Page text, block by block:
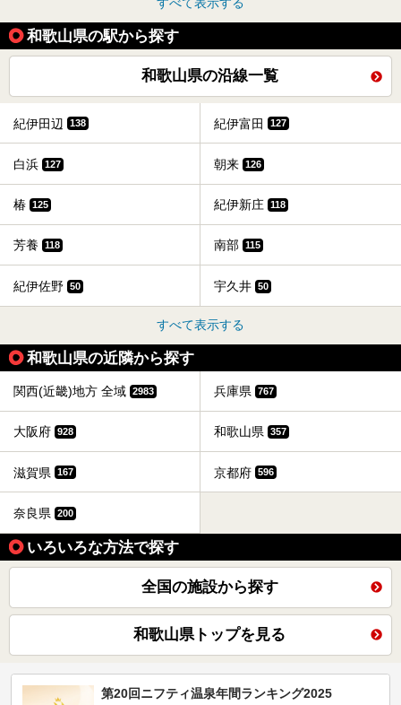
和歌山県の駅から探す
和歌山県の沿線一覧
紀伊田辺 138 紀伊富田 127
白浜 127 朝来 126
椿 125 紀伊新庄 118
芳養 118 南部 115
紀伊佐野 50 宇久井 50
すべて表示する
和歌山県の近隣から探す
関西(近畿)地方 全域 2983 兵庫県 767
大阪府 928 和歌山県 357
滋賀県 167 京都府 596
奈良県 200
いろいろな方法で探す
全国の施設から探す
和歌山県トップを見る
第20回ニフティ温泉年間ランキング2025